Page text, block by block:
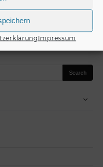
Impressum
169,00
Produkt kaufen